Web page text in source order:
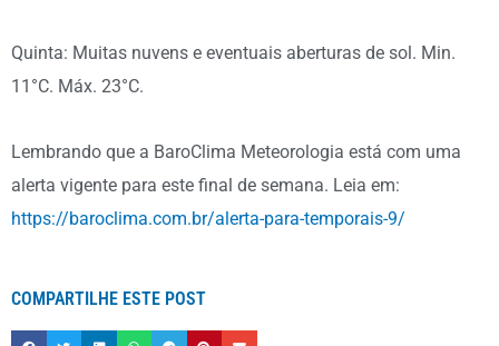
Quinta: Muitas nuvens e eventuais aberturas de sol. Min.
11°C. Máx. 23°C.
Lembrando que a BaroClima Meteorologia está com uma
alerta vigente para este final de semana. Leia em:
https://baroclima.com.br/alerta-para-temporais-9/
COMPARTILHE ESTE POST